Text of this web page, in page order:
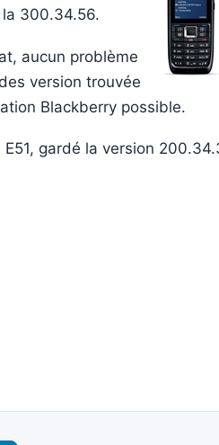
la 300.34.56.
aucun problème
version trouvée
Blackberry possible.
gardé la version